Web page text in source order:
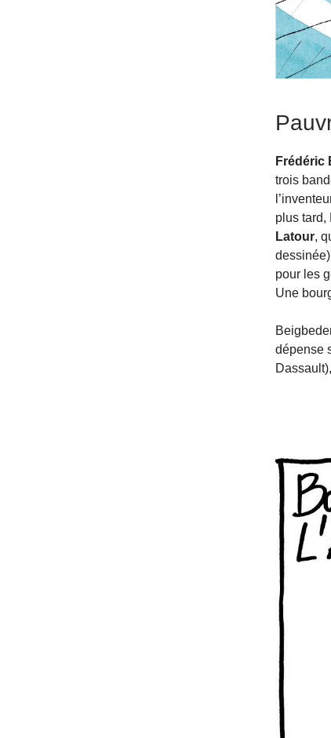
Frédéric
trois
plus tard,
Latour,
pour les
Une
dépense